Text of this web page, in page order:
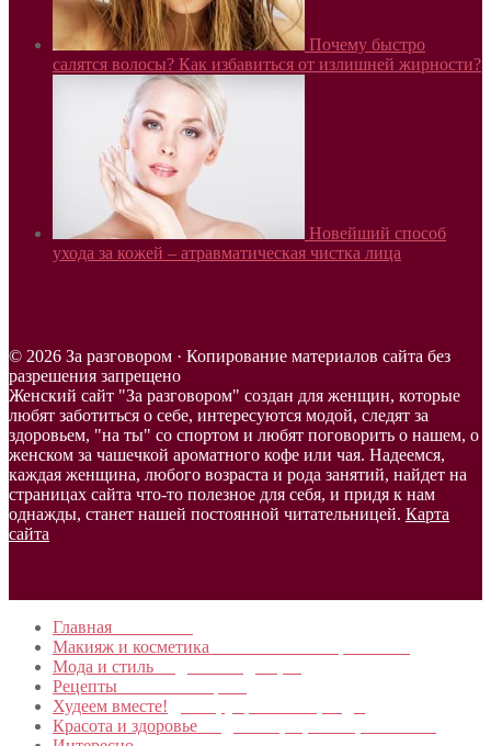
Почему быстро
салятся волосы? Как избавиться от излишней жирности?
Новейший способ
ухода за кожей – атравматическая чистка лица
© 2026 За разговором · Копирование материалов сайта без
разрешения запрещено
Женский сайт "За разговором" создан для женщин, которые
любят заботиться о себе, интересуются модой, следят за
здоровьем, "на ты" со спортом и любят поговорить о нашем, о
женском за чашечкой ароматного кофе или чая. Надеемся,
каждая женщина, любого возраста и рода занятий, найдет на
страницах сайта что-то полезное для себя, и придя к нам
однажды, станет нашей постоянной читательницей. Карта
сайта
Главная
Макияж и косметика
Мода и стиль
Рецепты
Худеем вместе!
Красота и здоровье